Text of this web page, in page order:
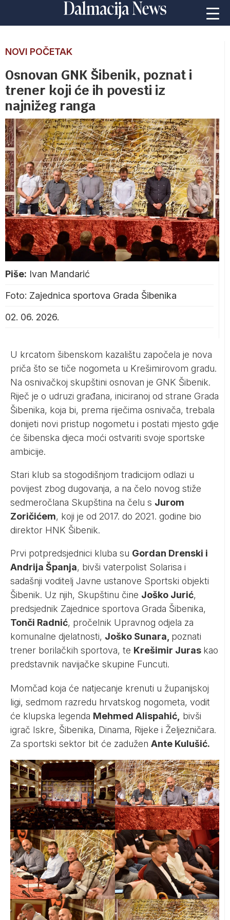
NOVI POČETAK
Osnovan GNK Šibenik, poznat i
trener koji će ih povesti iz
najnižeg ranga
Piše: Ivan Mandarić
Foto: Zajednica sportova Grada Šibenika
02. 06. 2026.
U krcatom šibenskom kazalištu započela je nova
priča što se tiče nogometa u Krešimirovom gradu.
Na osnivačkoj skupštini osnovan je GNK Šibenik.
Riječ je o udruzi građana, iniciranoj od strane Grada
Šibenika, koja bi, prema riječima osnivača, trebala
donijeti novi pristup nogometu i postati mjesto gdje
će šibenska djeca moći ostvariti svoje sportske
ambicije.
Stari klub sa stogodišnjom tradicijom odlazi u
povijest zbog dugovanja, a na čelo novog stiže
sedmeročlana Skupština na čelu s Jurom
Zoričićem, koji je od 2017. do 2021. godine bio
direktor HNK Šibenik.
Prvi potpredsjednici kluba su Gordan Drenski i
Andrija Španja, bivši vaterpolist Solarisa i
sadašnji voditelj Javne ustanove Sportski objekti
Šibenik. Uz njih, Skupštinu čine Joško Jurić,
predsjednik Zajednice sportova Grada Šibenika,
Tonči Radnić, pročelnik Upravnog odjela za
komunalne djelatnosti, Joško Sunara, poznati
trener borilačkih sportova, te Krešimir Juras kao
predstavnik navijačke skupine Funcuti.
Momčad koja će natjecanje krenuti u županijskoj
ligi, sedmom razredu hrvatskog nogometa, vodit
će klupska legenda Mehmed Alispahić, bivši
igrač Iskre, Šibenika, Dinama, Rijeke i Željezničara.
Za sportski sektor bit će zadužen Ante Kulušić.